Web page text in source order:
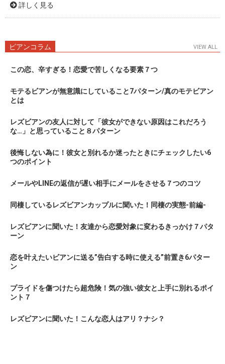
詳しく見る
ビアンコラム VIEW ALL
この恋、辛すぎる！恋愛で苦しくなる要素７つ
モテるビアンが無意識にしていること7パターン/真のモテビアン
とは
レズビアンの友人に対して「彼女ができない原因はこれだろう
な…」と思っていること８パターン
後悔しない為に！彼女と別れるか迷ったときにチェックしたい6
つのポイント
メールやLINEの返信が遅い相手にメールをさせる７つのコツ
同棲しているレズビアンカップルに聞いた！同棲の実態-前編-
レズビアンに聞いた！友達から恋愛対象に変わるきっかけ７パタ
ーン
恋を叶えたいビアンに送る”告白する時に使える”前置き6パター
ン
プライドを傷つけたら超危険！気の強い彼女と上手に別れるポイ
ント７
レズビアンに聞いた！こんな恋人はアリ？ナシ？